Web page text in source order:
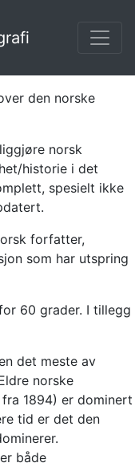
den norske
norsk
historie i det
spesielt ikke
forfatter,
som har utspring
60 grader. I tillegg
det meste av
norske
1894) er dominert
tid er det den
både